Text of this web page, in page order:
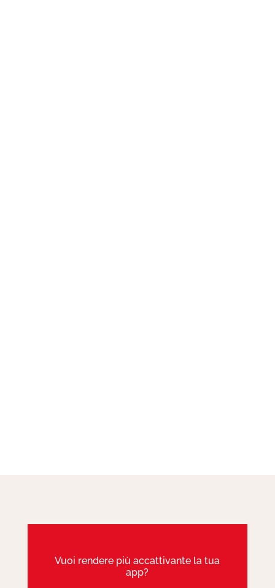
Vuoi rendere più accattivante la tua
app?